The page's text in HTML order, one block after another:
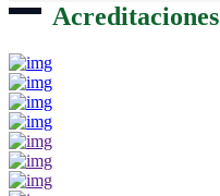
Acreditaciones